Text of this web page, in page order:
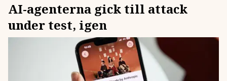
AI-agenterna gick till attack
under test, igen